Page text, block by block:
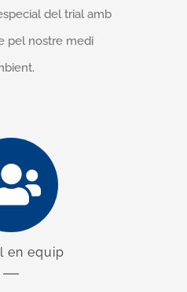
del trial amb
pel nostre medi
.
en equip